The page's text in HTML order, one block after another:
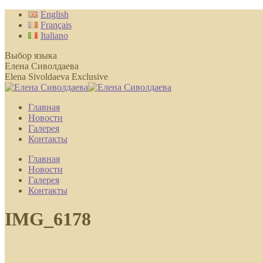
Перейти
содержанию
English
Français
Italiano
Выбор языка
Елена Сиволдаева
Elena Sivoldaeva Exclusive
Главная
Новости
Галерея
Контакты
Главная
Новости
Галерея
Контакты
IMG_6178